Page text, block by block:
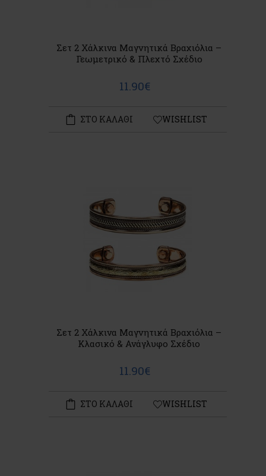
Σετ 2 Χάλκινα Μαγνητικά Βραχιόλια –
Γεωμετρικό & Πλεχτό Σχέδιο
11.90€
ΣΤΟ ΚΑΛΑΘΙ WISHLIST
Σετ 2 Χάλκινα Μαγνητικά Βραχιόλια –
Κλασικό & Ανάγλυφο Σχέδιο
11.90€
ΣΤΟ ΚΑΛΑΘΙ WISHLIST